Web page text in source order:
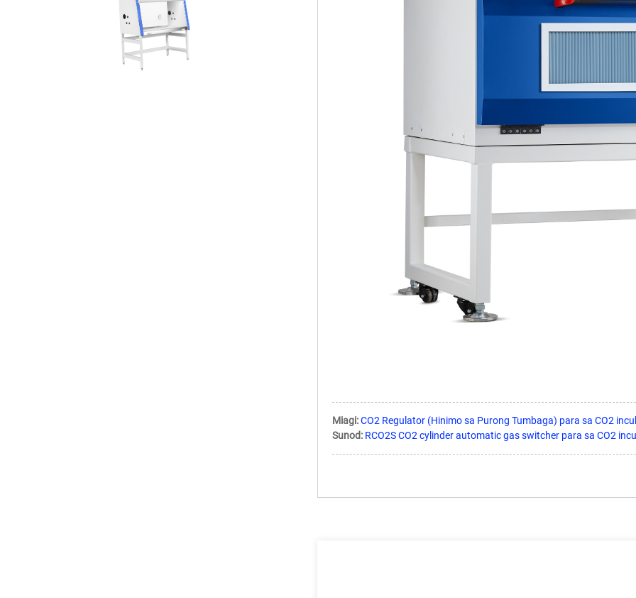
Miagi:CO2 Regulator (Hinimo sa Purong Tumbaga) para sa CO2
Sunod: RCO2S CO2 cylinder automatic gas switcher para sa CO2